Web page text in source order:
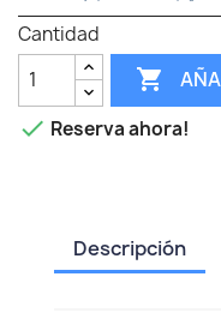
Cantidad

 Reserva ahora!
Descripción